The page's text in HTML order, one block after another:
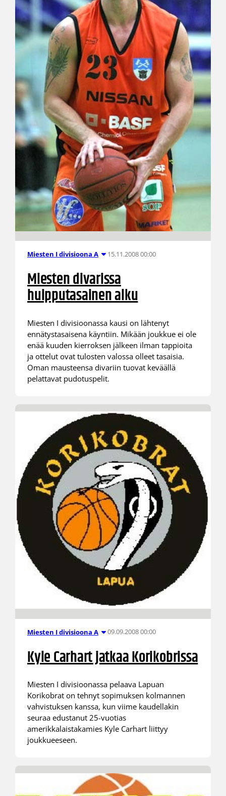
Miesten I divisioona A 15.11.2008 00:00
Miesten divarissa
huipputasainen alku
Miesten I divisioonassa kausi on lähtenyt
ennätystasaisena käyntiin. Mikään joukkue ei ole
enää kuuden kierroksen jälkeen ilman tappioita
ja ottelut ovat tulosten valossa olleet tasaisia.
Oman mausteensa divariin tuovat keväällä
pelattavat pudotuspelit.
Miesten I divisioona A 09.09.2008 00:00
Kyle Carhart jatkaa Korikobrissa
Miesten I divisioonassa pelaava Lapuan
Korikobrat on tehnyt sopimuksen kolmannen
vahvistuksen kanssa, kun viime kaudellakin
seuraa edustanut 25-vuotias
amerikkalaistakamies Kyle Carhart liittyy
joukkueeseen.